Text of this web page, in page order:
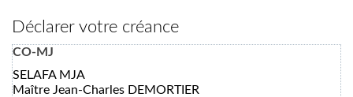
Déclarer votre créance
CO-MJ
SELAFA MJA
Maître Jean-Charles DEMORTIER